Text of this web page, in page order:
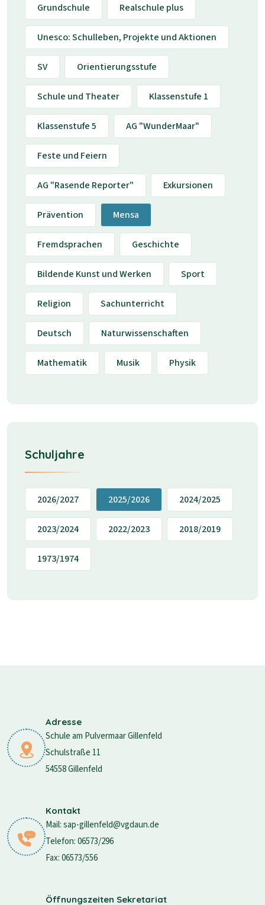
Grundschule Realschule plus
Unesco: Schulleben, Projekte und Aktionen
SV Orientierungsstufe
Schule und Theater Klassenstufe 1
Klassenstufe 5 AG "WunderMaar"
Feste und Feiern
AG "Rasende Reporter" Exkursionen
Prävention Mensa
Fremdsprachen Geschichte
Bildende Kunst und Werken Sport
Religion Sachunterricht
Deutsch Naturwissenschaften
Mathematik Musik Physik
Schuljahre
2026/2027 2025/2026 2024/2025
2023/2024 2022/2023 2018/2019
1973/1974
Adresse
Schule am Pulvermaar Gillenfeld
Schulstraße 11
54558 Gillenfeld
Kontakt
Mail: sap-gillenfeld@vgdaun.de
Telefon: 06573/296
Fax: 06573/556
Öffnungszeiten Sekretariat